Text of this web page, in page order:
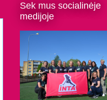
Sek mus socialinėje
medijoje